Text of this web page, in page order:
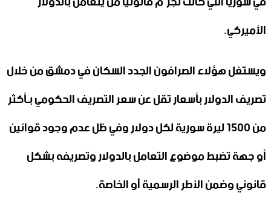
الأميركي.
ويستغل هؤلاء الصرافون الجدد السكان في دمشق من خلال
تصريف الدولار بأسعار تقل عن سعر التصريف الحكومي بـأكثر
من 1500 ليرة سورية لكل دولار وفي ظل عدم وجود قوانين
أو جهة تضبط موضوع التعامل بالدولار وتصريفه بشكل
قانوني وضمن الأطر الرسمية أو الخاصة.